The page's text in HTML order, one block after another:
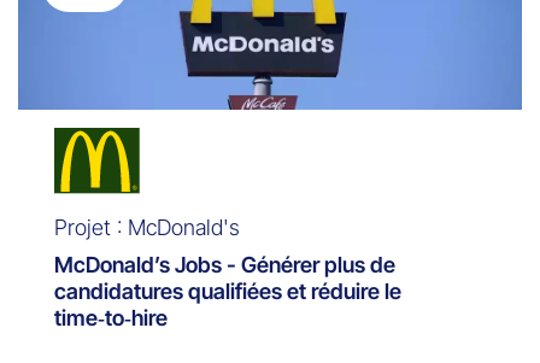
Projet : McDonald's
McDonald’s Jobs - Générer plus de
candidatures qualifiées et réduire le
time‑to‑hire